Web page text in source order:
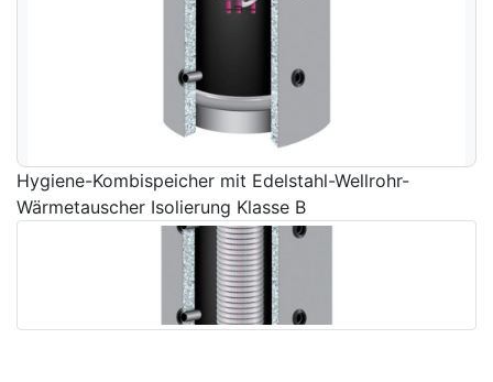
Hygiene-Kombispeicher mit Edelstahl-Wellrohr-
Wärmetauscher Isolierung Klasse B